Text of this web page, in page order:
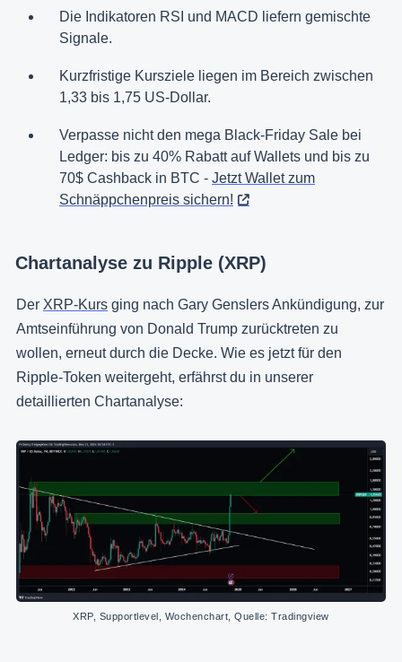
Die Indikatoren RSI und MACD liefern gemischte
Signale.
Kurzfristige Kursziele liegen im Bereich zwischen
1,33 bis 1,75 US-Dollar.
Verpasse nicht den mega Black-Friday Sale bei
Ledger: bis zu 40% Rabatt auf Wallets und bis zu
70$ Cashback in BTC - Jetzt Wallet zum
Schnäppchenpreis sichern!
Chartanalyse zu Ripple (XRP)
Der XRP-Kurs ging nach Gary Genslers Ankündigung, zur
Amtseinführung von Donald Trump zurücktreten zu
wollen, erneut durch die Decke. Wie es jetzt für den
Ripple-Token weitergeht, erfährst du in unserer
detaillierten Chartanalyse:
XRP, Supportlevel, Wochenchart, Quelle: Tradingview